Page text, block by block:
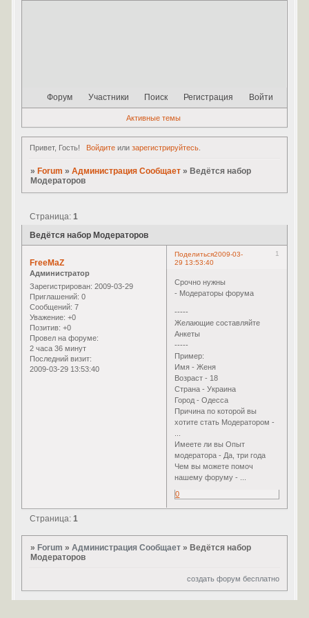
Форум Участники Поиск Регистрация Войти
Активные темы
Привет, Гость! Войдитеили зарегистрируйтесь.
» Forum »Администрация Сообщает » Ведётся набор
Модераторов
Ведётся набор Модераторов
Страница:1
Поделиться 1
2009-03-
29 13:53:40
FreeMaZ
Администратор
Зарегистрирован: 2009-03-29
Приглашений: 0
Сообщений: 7
Уважение: +0
Позитив: +0
Провел на форуме:
2 часа 36 минут
Последний визит:
2009-03-29 13:53:40
Срочно нужны
- Модераторы форума
-----
Желающие составляйте
Анкеты
-----
Пример:
Имя - Женя
Возраст - 18
Страна - Украина
Город - Одесса
Причина по которой вы
хотите стать Модератором -
Имеете ли вы Опыт
модератора - Да, три года
Чем вы можете помоч
нашему форуму - ...
0
Страница:1
»Forum »Администрация Сообщает »Ведётся набор
Модераторов
создать форум бесплатно